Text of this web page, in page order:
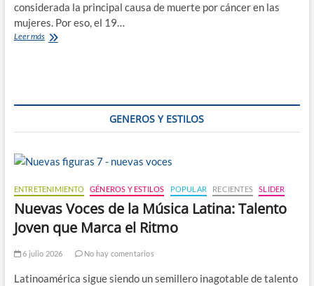
considerada la principal causa de muerte por cáncer en las
mujeres. Por eso, el 19…
Leer másCuriosidades
GENEROS Y ESTILOS
ENTRETENIMIENTO GÉNEROS Y ESTILOS POPULAR RECIENTES SLIDER
Nuevas Voces de la Música Latina: Talento
Joven que Marca el Ritmo
6 julio 2026 No hay comentarios
Latinoamérica sigue siendo un semillero inagotable de talento